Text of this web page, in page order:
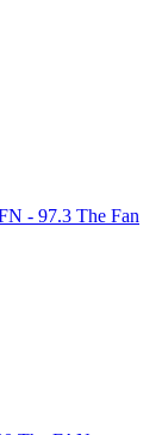
- 97.3 The Fan